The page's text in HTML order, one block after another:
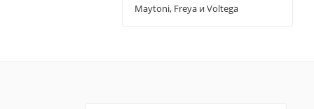
Maytoni, Freya и Voltega